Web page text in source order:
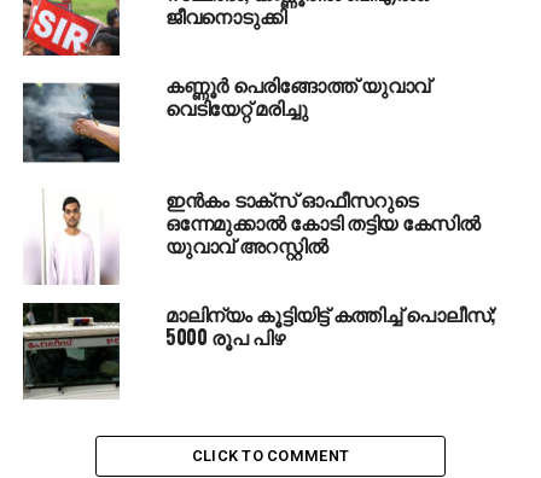
ജീവനൊടുക്കി
കണ്ണൂര്‍ പെരിങ്ങോത്ത് യുവാവ്
വെടിയേറ്റ് മരിച്ചു
ഇന്‍കം ടാക്സ് ഓഫീസറുടെ
ഒന്നേമുക്കാല്‍ കോടി തട്ടിയ കേസില്‍
യുവാവ് അറസ്റ്റില്‍
മാലിന്യം കൂട്ടിയിട്ട് കത്തിച്ച് പൊലീസ്;
5000 രൂപ പിഴ
CLICK TO COMMENT